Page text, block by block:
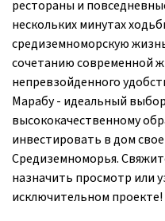
рестораны и
нескольких минутах
средиземноморскую
сочетанию современной
непревзойденного
Марабу - идеальный
высококачественному
инвестировать в дом
Средиземноморья.
назначить просмотр или
исключительном проекте!